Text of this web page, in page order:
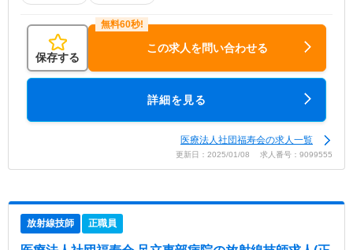
保存する
この求人を問い合わせる
詳細を見る
医療法人社団福寿会の求人一覧
更新日：2025/01/08 求人番号：9099555
放射線技師 正職員